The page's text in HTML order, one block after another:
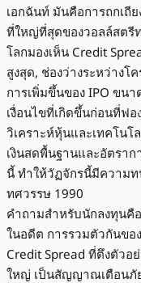
เอกฉันท์ มันคือการถกเถี
ที่ใหญ่ที่สุดของวอลล์สตรี
โลกมองเห็น Credit
สูงสุด, ช่องว่างระหว่างโ
การเพิ่มขึ้นของ IPO ขน
เงื่อนไขที่เกิดขึ้นก่อนที่ฟ
วิเคราะห์หุ้นและเทคโนโ
เงินสดพื้นฐานและอัตรา
นี้ ทำให้วัฏจักรนี้มีความ
ทศวรรษ 1990
คำถามสำหรับนักลงทุน
ในอดีต การรวมตัวกันขอ
Credit Spread ที่ตึงตัวอ
ใหญ่ เป็นสัญญาณเตือนภั